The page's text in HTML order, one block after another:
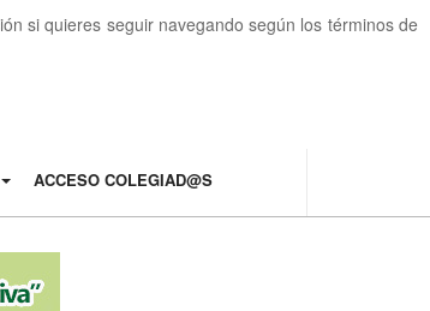
si quieres seguir navegando según los términos de
ACCESO COLEGIAD@S